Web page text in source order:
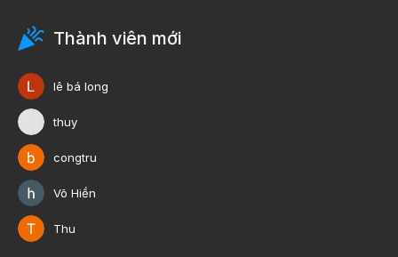
Thành viên mới
lê bá long
thuy
congtru
Võ Hiền
Thu